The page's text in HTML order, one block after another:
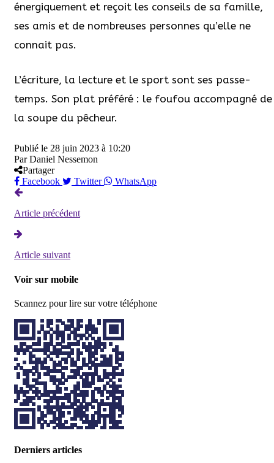
énergiquement et reçoit les conseils de sa famille,
ses amis et de nombreuses personnes qu’elle ne
connait pas.
L’écriture, la lecture et le sport sont ses passe-
temps. Son plat préféré : le foufou accompagné de
la soupe du pêcheur.
Publié le 28 juin 2023 à 10:20
Par Daniel Nessemon
Partager
Facebook
Twitter WhatsApp
Article précédent
Article suivant
Voir sur mobile
Scannez pour lire sur votre téléphone
Derniers articles